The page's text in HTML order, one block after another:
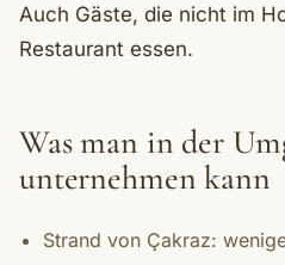
Auch Gäste, die nicht im
Restaurant essen.
Was man in der
unternehmen kann
Strand von Çakraz: